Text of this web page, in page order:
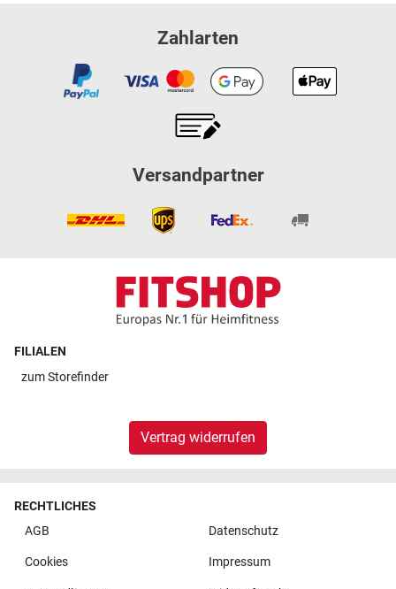
Zahlarten
Versandpartner
FILIALEN
zumStorefinder
Vertrag widerrufen
RECHTLICHES
AGB
Datenschutz
Cookies Impressum